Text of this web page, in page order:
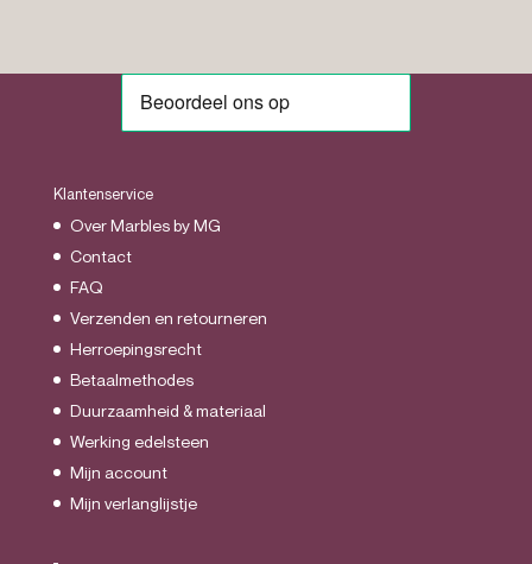
Klantenservice
Over Marbles by MG
Contact
FAQ
Verzenden en retourneren
Herroepingsrecht
Betaalmethodes
Duurzaamheid & materiaal
Werking edelsteen
Mijn account
Mijn verlanglijstje